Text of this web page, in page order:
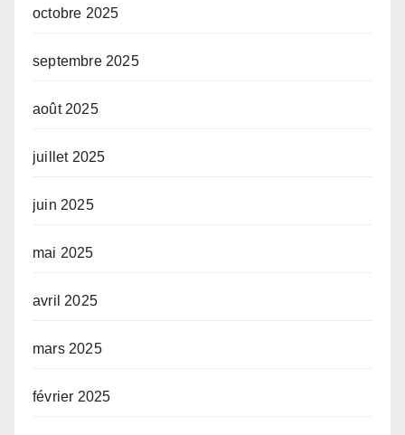
octobre 2025
septembre 2025
août 2025
juillet 2025
juin 2025
mai 2025
avril 2025
mars 2025
février 2025